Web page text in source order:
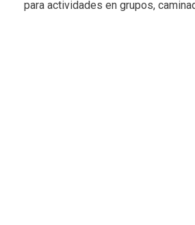
para actividades en grupos,